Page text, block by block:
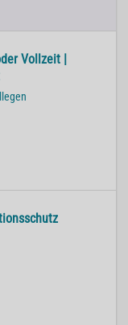
Vollzeit |